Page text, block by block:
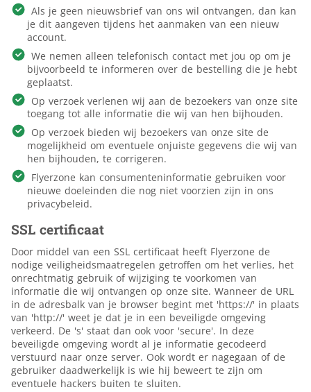
Als je geen nieuwsbrief van ons wil ontvangen, dan kan
je dit aangeven tijdens het aanmaken van een nieuw
account.
We nemen alleen telefonisch contact met jou op om je
bijvoorbeeld te informeren over de bestelling die je hebt
geplaatst.
Op verzoek verlenen wij aan de bezoekers van onze site
toegang tot alle informatie die wij van hen bijhouden.
Op verzoek bieden wij bezoekers van onze site de
mogelijkheid om eventuele onjuiste gegevens die wij van
hen bijhouden, te corrigeren.
Flyerzone kan consumenteninformatie gebruiken voor
nieuwe doeleinden die nog niet voorzien zijn in ons
privacybeleid.
SSL certificaat
Door middel van een SSL certificaat heeft Flyerzone de
nodige veiligheidsmaatregelen getroffen om het verlies, het
onrechtmatig gebruik of wijziging te voorkomen van
informatie die wij ontvangen op onze site. Wanneer de URL
in de adresbalk van je browser begint met 'https://' in plaats
van 'http://' weet je dat je in een beveiligde omgeving
verkeerd. De 's' staat dan ook voor 'secure'. In deze
beveiligde omgeving wordt al je informatie gecodeerd
verstuurd naar onze server. Ook wordt er nagegaan of de
gebruiker daadwerkelijk is wie hij beweert te zijn om
eventuele hackers buiten te sluiten.